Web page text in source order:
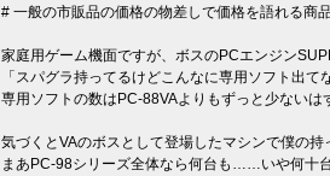
# 一般の市販品の価格の物差しで価格を語れる
家庭用ゲーム機面ですが、ボスのPCエンジン
「スパグラ持ってるけどこんなに専用ソフト出
専用ソフトの数はPC-88VAよりもずっと少ないは
気づくとVAのボスとして登場したマシンで僕の
まあPC-98シリーズ全体なら何台も……いや何十